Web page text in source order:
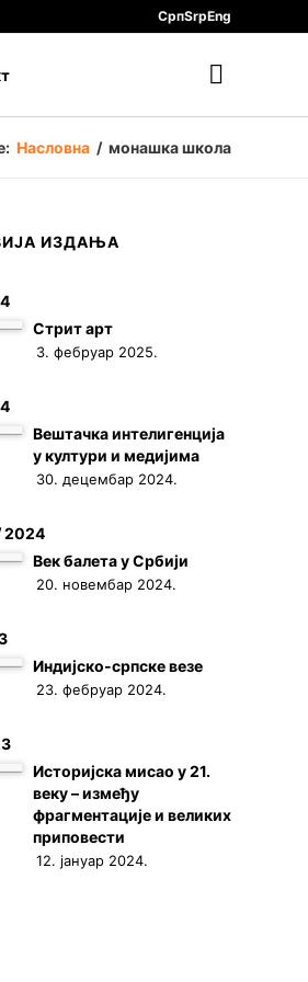
СрпSrpEng
Насловна / монашка школа
ИЗДАЊА
Стрит арт
3. фебруар 2025.
Вештачка интелигенција
у култури и медијима
30. децембар 2024.
2024
Век балета у Србији
20. новембар 2024.
Индијско-српске везе
23. фебруар 2024.
Историјска мисао у 21.
веку – између
фрагментације и великих
приповести
12. јануар 2024.